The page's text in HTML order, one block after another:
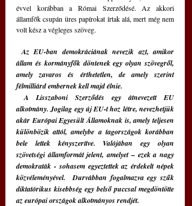
évvel korábban a Római Szerződésé. Az akkori
államfők csupán üres papírokat írtak alá, mert még nem
volt kész a végleges szöveg.
Az EU-ban demokráciának nevezik azt, amikor
állam és kormányfők döntenek egy olyan szövegről,
amely zavaros és érthetetlen, de amely szerint
félmilliárd embernek kell majd élnie.
A Lisszaboni Szerződés egy átnevezett EU
alkotmány. Jogilag egy új EU-t hoz létre, nevezhetjük
akár Európai Egyesült Államoknak is, amely teljesen
különbözik attól, amelybe a tagországok korábban
bele lettek kényszerítve. Valójában egy olyan
szövetségi államformát jelent, amelyet – ezek a nagy
demokraták - sohasem egyeztettek az érdekelt népek
közvéleményével.  Durvábban fogalmazva egy szűk
diktatórikus kisebbség egy belső puccsal megdöntötte
az európai országok alkotmányos rendjét.